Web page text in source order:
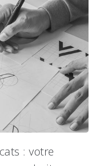
: votre